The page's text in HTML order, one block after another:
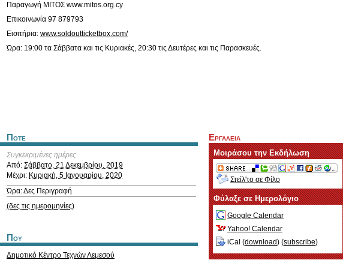
Παραγωγή ΜΙΤΟΣ www.mitos.org.cy
Επικοινωνία 97 879793
Εισιτήρια: www.soldoutticketbox.com/
Ώρα: 19:00 τα Σάββατα και τις Κυριακές, 20:30 τις Δευτέρες και τις Παρασκευές.
Ποτε
Συγκεκριμένες ημέρες
Από: Σάββατο, 21 Δεκεμβρίου, 2019
Μέχρι: Κυριακή, 5 Ιανουαρίου, 2020
Ώρα: Δες Περιγραφή
(δες τις ημερομηνίες)
Που
Δημοτικό Κέντρο Τεχνών Λεμεσού
Εργαλεια
Μοιράσου την Εκδήλωση
Στείλ'το σε Φίλο
Φύλαξε σε Ημερολόγιο
Google Calendar
Yahoo! Calendar
iCal (download) (subscribe)